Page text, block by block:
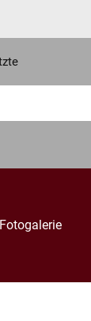
Fotogalerie